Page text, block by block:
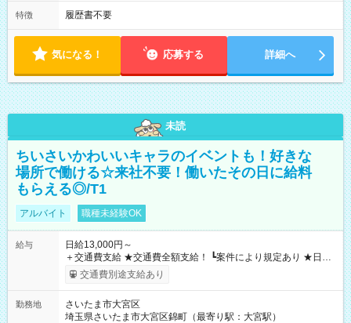
特徴 履歴書不要
気になる！ 応募する 詳細へ
未読
ちいさいかわいいキャラのイベントも！好きな
場所で働ける☆来社不要！働いたその日に給料
もらえる◎/T1
アルバイト 職種未経験OK
給与
日給13,000円～
＋交通費支給 ★交通費全額支給！ ┗案件により規定あり ★日払
いOK！（規定あり） ┗働いたその日に現金GET♪ お仕事後はコ
ンビニATMから 日払い分を引き落とせます！ 【試用期間】試
交通費別途支給あり
勤務地
さいたま市大宮区
埼玉県さいたま市大宮区錦町（最寄り駅：大宮駅）